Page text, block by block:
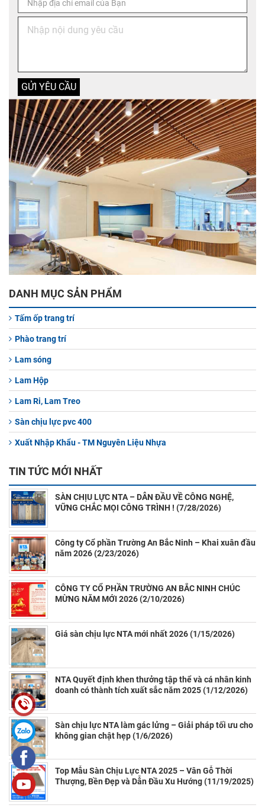
DANH MỤC SẢN PHẨM
Tấm ốp trang trí
Phào trang trí
Lam sóng
Lam Hộp
Lam Ri, Lam Treo
Sàn chịu lực pvc 400
Xuất Nhập Khẩu - TM Nguyên Liệu Nhựa
TIN TỨC MỚI NHẤT
SÀN CHỊU LỰC NTA – DẪN ĐẦU VỀ CÔNG NGHỆ,
VỮNG CHẮC MỌI CÔNG TRÌNH ! (7/28/2026)
Công ty Cổ phần Trường An Bắc Ninh – Khai xuân đầu
năm 2026 (2/23/2026)
CÔNG TY CỔ PHẦN TRƯỜNG AN BẮC NINH CHÚC
MỪNG NĂM MỚI 2026 (2/10/2026)
Giá sàn chịu lực NTA mới nhất 2026 (1/15/2026)
NTA Quyết định khen thưởng tập thể và cá nhân kinh
doanh có thành tích xuất sắc năm 2025 (1/12/2026)
Sàn chịu lực NTA làm gác lửng – Giải pháp tối ưu cho
không gian chật hẹp (1/6/2026)
Top Mẫu Sàn Chịu Lực NTA 2025 – Vân Gỗ Thời
Thượng, Bền Đẹp và Dẫn Đầu Xu Hướng (11/19/2025)